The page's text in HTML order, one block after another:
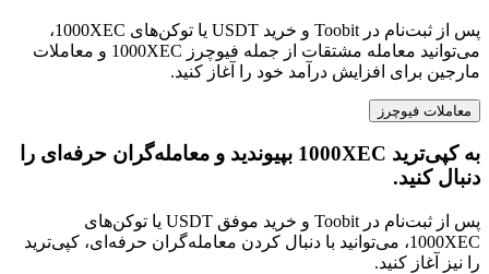
پس از ثبت‌نام در Toobit و خرید USDT یا توکن‌های 1000XEC،
می‌توانید معامله مشتقات از جمله فیوچرز 1000XEC و معاملات
مارجین برای افزایش درآمد خود را آغاز کنید.
معاملات فیوچرز
به کپی‌ترید 1000XEC بپیوندید و معامله‌گران حرفه‌ای را
دنبال کنید.
پس از ثبت‌نام در Toobit و خرید موفق USDT یا توکن‌های
1000XEC، می‌توانید با دنبال کردن معامله‌گران حرفه‌ای، کپی‌ترید
را نیز آغاز کنید.